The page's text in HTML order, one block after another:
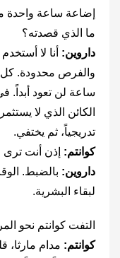
إضاعة ساعة واحدة
ما الذي قصدته؟
داروين: أنا لا
والفرص محدودة.
ساعة لن تعود أبداً.
الكائن الذي لا
تدريجياً، ثم يختفي.
كوانتم: إذن أنت ترى
داروين: بالضبط.
لبقاء البشرية.
التفت كوانتم نحو
كوانتم: مدام مارثا،